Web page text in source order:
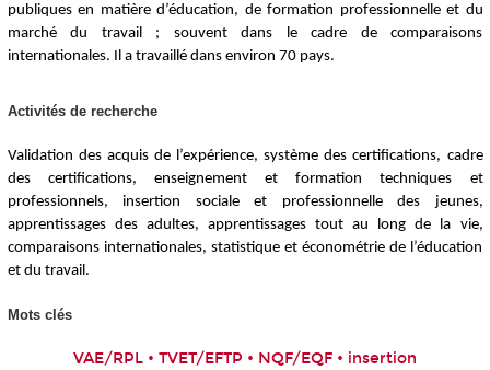
publiques en matière d’éducation, de formation professionnelle et du
marché du travail ; souvent dans le cadre de comparaisons
internationales. Il a travaillé dans environ 70 pays.
Activités de recherche
Validation des acquis de l’expérience, système des certifications, cadre
des certifications, enseignement et formation techniques et
professionnels, insertion sociale et professionnelle des jeunes,
apprentissages des adultes, apprentissages tout au long de la vie,
comparaisons internationales, statistique et économétrie de l’éducation
et du travail.
Mots clés
VAE/RPL • TVET/EFTP • NQF/EQF • insertion